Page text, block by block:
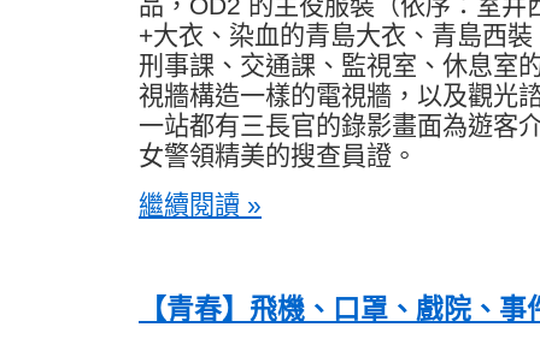
品，OD2 的主役服裝（依序：室井
+大衣、染血的青島大衣、青島西
刑事課、交通課、監視室、休息室
視牆構造一樣的電視牆，以及觀光
一站都有三長官的錄影畫面為遊客
女警領精美的搜查員證。
繼續閱讀 »
【青春】飛機、口罩、戲院、事